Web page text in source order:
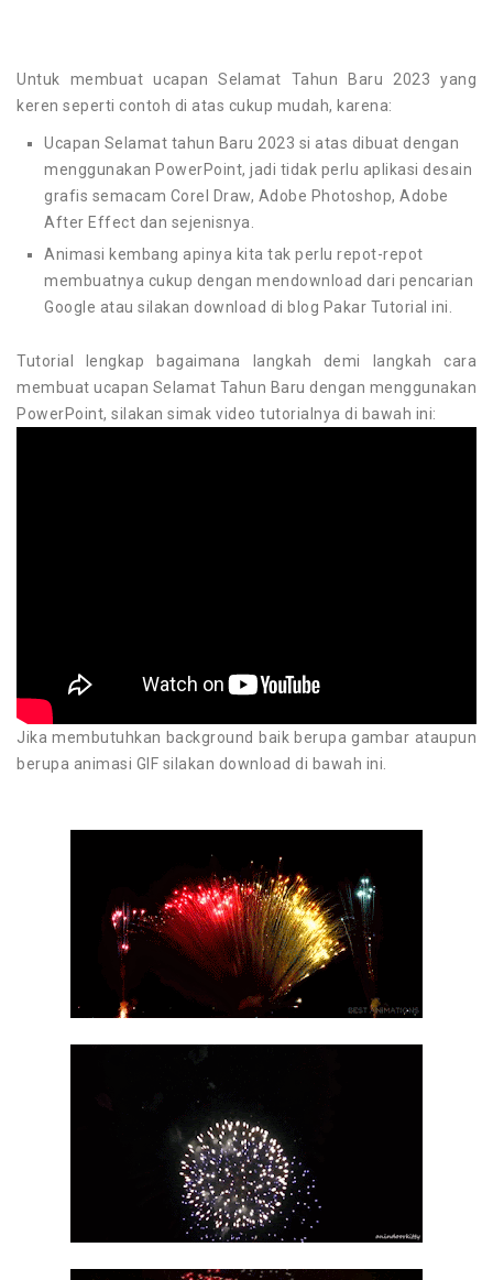
Untuk membuat ucapan Selamat Tahun Baru 2023 yang
keren seperti contoh di atas cukup mudah, karena:
Ucapan Selamat tahun Baru 2023 si atas dibuat dengan
menggunakan PowerPoint, jadi tidak perlu aplikasi desain
grafis semacam Corel Draw, Adobe Photoshop, Adobe
After Effect dan sejenisnya.
Animasi kembang apinya kita tak perlu repot-repot
membuatnya cukup dengan mendownload dari pencarian
Google atau silakan download di blog Pakar Tutorial ini.
Tutorial lengkap bagaimana langkah demi langkah cara
membuat ucapan Selamat Tahun Baru dengan menggunakan
PowerPoint, silakan simak video tutorialnya di bawah ini:
Jika membutuhkan background baik berupa gambar ataupun
berupa animasi GIF silakan download di bawah ini.